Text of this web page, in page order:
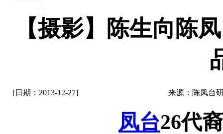
【摄影】陈生向陈
[日期：2013-12-27] 来源：陈凤台
凤台26代